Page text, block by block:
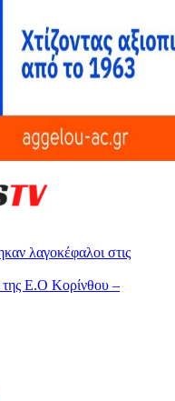
λαγοκέφαλοι στις
Ε.Ο Κορίνθου –